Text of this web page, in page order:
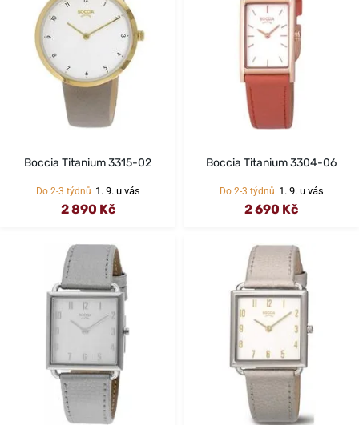
Boccia Titanium 3315-02
Do 2-3 týdnů 1. 9. u vás
2 890 Kč
Boccia Titanium 3304-06
Do 2-3 týdnů 1. 9. u vás
2 690 Kč